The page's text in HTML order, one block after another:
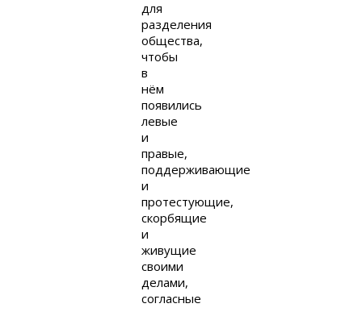
для
разделения
общества,
чтобы
в
нём
появились
левые
и
правые,
поддерживающие
и
протестующие,
скорбящие
и
живущие
своими
делами,
согласные